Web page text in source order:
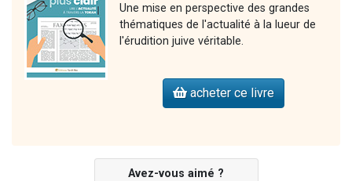
Une mise en perspective des grandes
thématiques de l'actualité à la lueur de
l'érudition juive véritable.
acheter ce livre
Avez-vous aimé ?